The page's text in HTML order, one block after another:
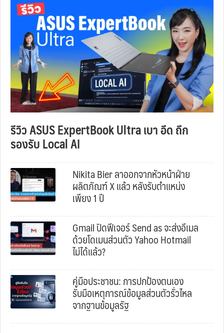
รีวิว ASUS ExpertBook Ultra เบา อึด ถึก
รองรับ Local AI
Nikita Bier ลาออกจากหัวหน้าฝ่าย
ผลิตภัณฑ์ X แล้ว หลังรับตำแหน่ง
เพียง 1 ปี
Gmail ปิดฟีเจอร์ Send as จะส่งอีเมล
ด้วยโดเมนส่วนตัว Yahoo Hotmail
ไม่ได้แล้ว?
คู่มือประชาชน: การปกป้องตนเอง
รับมือเหตุการณ์ข้อมูลส่วนตัวรั่วไหล
จากฐานข้อมูลรัฐ